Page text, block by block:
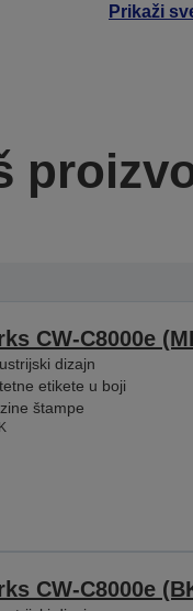
Prikaži
CW-C8000e
dizajn
etikete u boji
štampe
CW-C8000e